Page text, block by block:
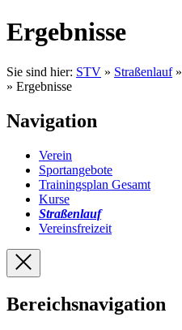
Ergebnisse
Sie sind hier: STV » Straßenlauf»
» Ergebnisse
Navigation
Verein
Sportangebote
Trainingsplan Gesamt
Kurse
Straßenlauf
Vereinsfreizeit
Bereichsnavigation